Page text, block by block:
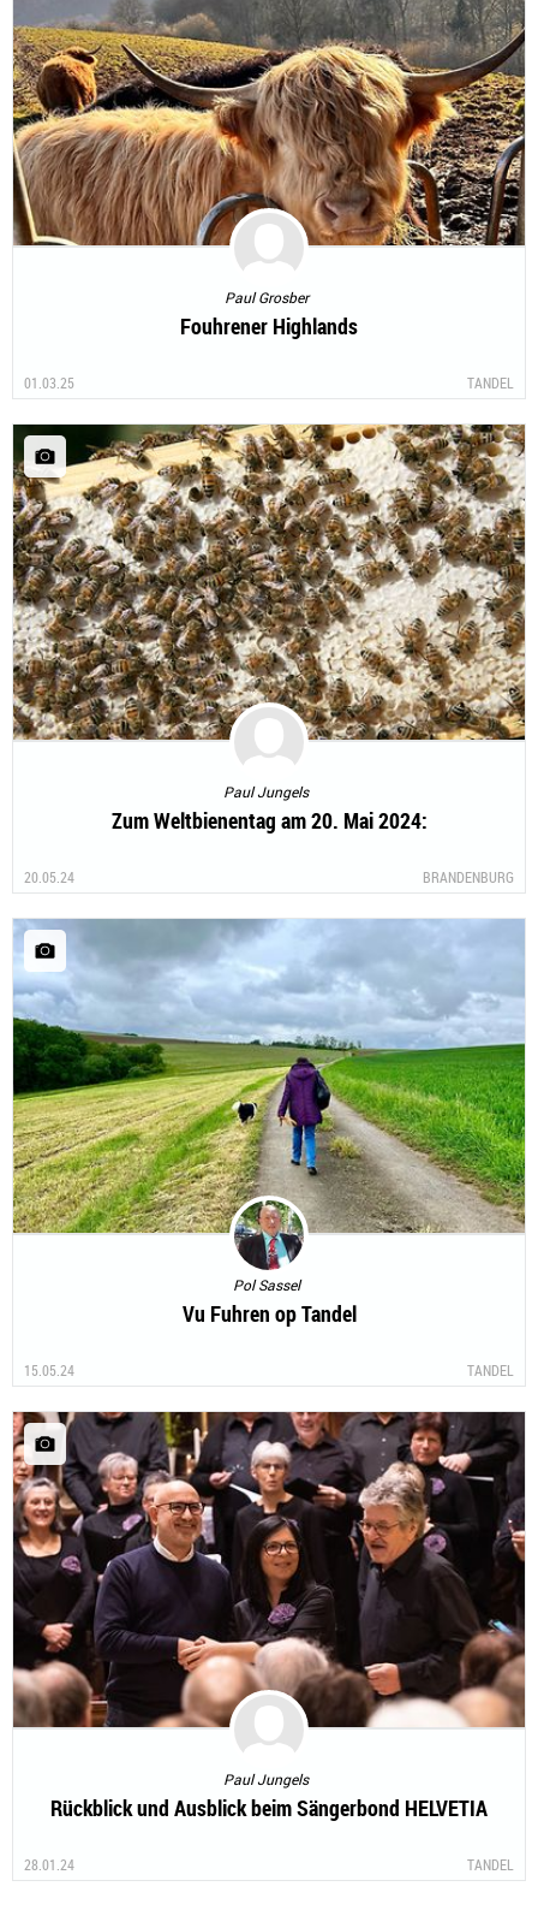
Paul Grosber
Fouhrener Highlands
01.03.25 TANDEL
Paul Jungels
Zum Weltbienentag am 20. Mai 2024:
20.05.24 BRANDENBURG
Pol Sassel
Vu Fuhren op Tandel
15.05.24 TANDEL
Paul Jungels
Rückblick und Ausblick beim Sängerbond HELVETIA
28.01.24 TANDEL